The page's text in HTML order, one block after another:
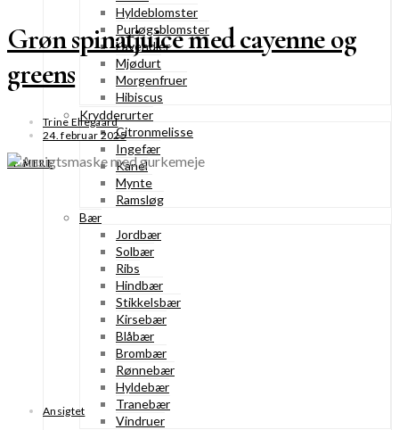
Hyldeblomster
Purløgsblomster
Lavendler
Mjødurt
Morgenfruer
Hibiscus
Krydderurter
Citronmelisse
Ingefær
Kanel
Mynte
Ramsløg
Bær
Jordbær
Solbær
Ribs
Hindbær
Stikkelsbær
Kirsebær
Blåbær
Brombær
Rønnebær
Hyldebær
Tranebær
Vindruer
Grøn spinatjuice med cayenne og
greens
Trine Ellegaard
24. februar 2025
SE MERE
Ansigtet